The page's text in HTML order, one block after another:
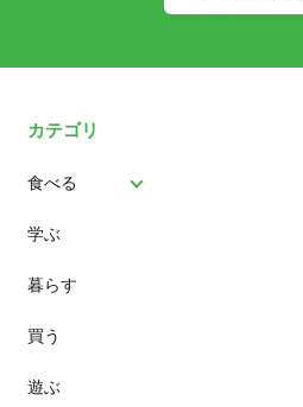
カテゴリ
食べる
パン
スイーツ
ランチ
カフェ
学ぶ
暮らす
買う
遊ぶ